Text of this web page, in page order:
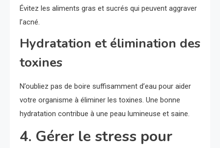
Évitez les aliments gras et sucrés qui peuvent aggraver
l’acné.
Hydratation et élimination des
toxines
N’oubliez pas de boire suffisamment d’eau pour aider
votre organisme à éliminer les toxines. Une bonne
hydratation contribue à une peau lumineuse et saine.
4. Gérer le stress pour